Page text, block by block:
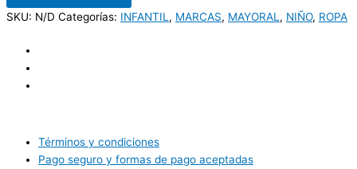
SKU: N/D Categorías: INFANTIL , MARCAS, MAYORAL , NIÑO, ROPA
Términos y condiciones
Pago seguro y formas de pago aceptadas